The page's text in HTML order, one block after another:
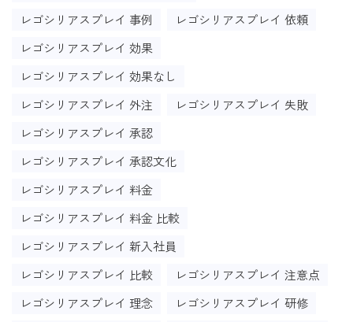
レゴシリアスプレイ 事例
レゴシリアスプレイ 依頼
レゴシリアスプレイ 効果
レゴシリアスプレイ 効果なし
レゴシリアスプレイ 外注
レゴシリアスプレイ 失敗
レゴシリアスプレイ 承認
レゴシリアスプレイ 承認文化
レゴシリアスプレイ 料金
レゴシリアスプレイ 料金 比較
レゴシリアスプレイ 新入社員
レゴシリアスプレイ 比較
レゴシリアスプレイ 注意点
レゴシリアスプレイ 理念
レゴシリアスプレイ 研修